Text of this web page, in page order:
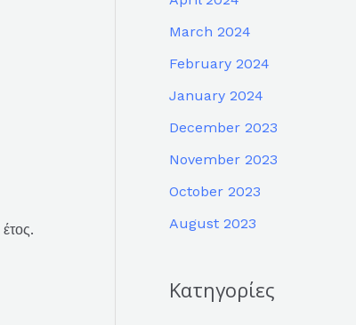
έτος.
March 2024
February 2024
January 2024
December 2023
November 2023
October 2023
August 2023
Κατηγορίες